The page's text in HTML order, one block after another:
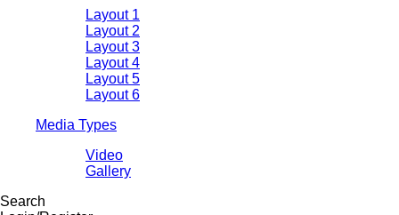
Layout 1
Layout 2
Layout 3
Layout 4
Layout 5
Layout 6
Media Types
Video
Gallery
Search